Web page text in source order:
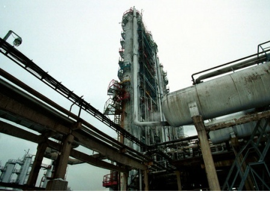
Перейти к основному содержанию